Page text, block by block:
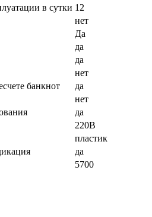
в сутки 12
нет
Да
да
да
нет
банкнот
да
нет
да
220В
пластик
да
5700